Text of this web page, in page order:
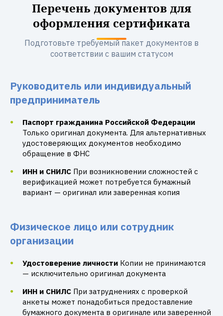
Перечень документов для
оформления сертификата
Подготовьте требуемый пакет документов в
соответствии с вашим статусом
Руководитель или индивидуальный
предприниматель
Паспорт гражданина Российской Федерации
Только оригинал документа. Для альтернативных
удостоверяющих документов необходимо
обращение в ФНС
ИНН и СНИЛС При возникновении сложностей с
верификацией может потребуется бумажный
вариант — оригинал или заверенная копия
Физическое лицо или сотрудник
организации
Удостоверение личности Копии не принимаются
— исключительно оригинал документа
ИНН и СНИЛС При затруднениях с проверкой
анкеты может понадобиться предоставление
бумажного документа в оригинале или заверенной